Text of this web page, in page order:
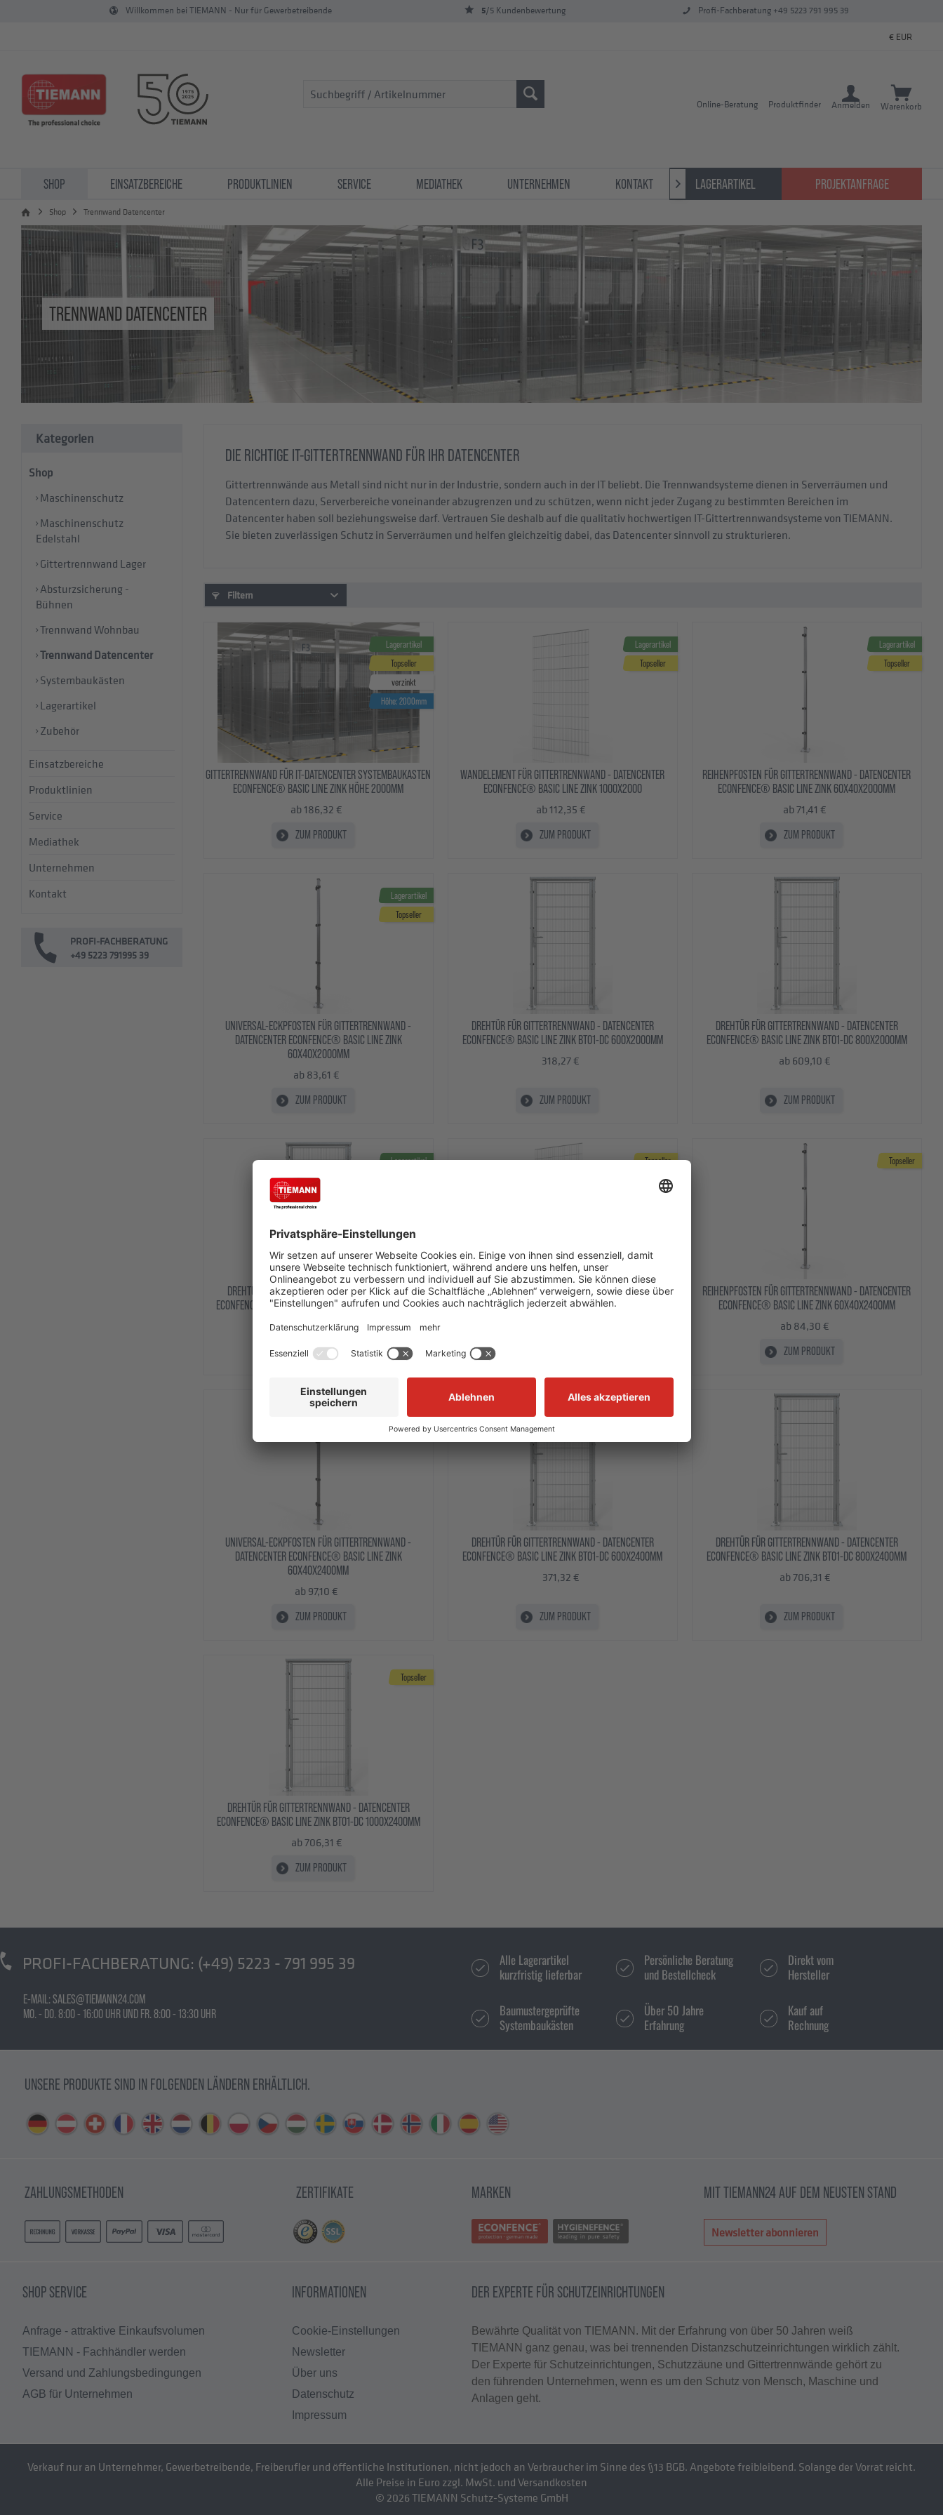
Willkommen bei TIEMANN - Nur für Gewerbetreibende 5/5 Kundenbewertung Profi-Fachberatung +49 5223 791 995 39
Warenkorb
Anmelden
Produktfinder
Online-Beratung
SHOP EINSATZBEREICHE PRODUKTLINIEN SERVICE MEDIATHEK UNTERNEHMEN KONTAKT  LAGERARTIKEL PROJEKTANFRAGE
Shop Trennwand Datencenter
TRENNWAND DATENCENTER
Kategorien
Shop
Maschinenschutz
Maschinenschutz
Edelstahl
Gittertrennwand Lager
Absturzsicherung -
Bühnen
Trennwand Wohnbau
Trennwand Datencenter
Systembaukästen
Lagerartikel
Zubehör
Einsatzbereiche
Produktlinien
Service
Mediathek
Unternehmen
Kontakt
PROFI-FACHBERATUNG
+49 5223 791995 39
DIE RICHTIGE IT-GITTERTRENNWAND FÜR IHR DATENCENTER
Gittertrennwände aus Metall sind nicht nur in der Industrie, sondern auch in der IT beliebt. Die Trennwandsysteme dienen in Serverräumen und
Datencentern dazu, Serverbereiche voneinander abzugrenzen und zu schützen, wenn nicht jeder Zugang zu bestimmten Bereichen im
Datencenter haben soll beziehungsweise darf. Vertrauen Sie deshalb auf die qualitativ hochwertigen IT-Gittertrennwandsysteme von TIEMANN.
Sie bieten zuverlässigen Schutz in Serverräumen und helfen gleichzeitig dabei, das Datencenter sinnvoll zu strukturieren.
Filtern
Lagerartikel
Topseller
verzinkt
Höhe: 2000mm
GITTERTRENNWAND FÜR IT-DATENCENTER SYSTEMBAUKASTEN
ECONFENCE® BASIC LINE ZINK HÖHE 2000MM
ab 186,32 €
ZUM PRODUKT
Lagerartikel
Topseller
WANDELEMENT FÜR GITTERTRENNWAND - DATENCENTER
ECONFENCE® BASIC LINE ZINK 1000X2000
ab 112,35 €
ZUM PRODUKT
Lagerartikel
Topseller
REIHENPFOSTEN FÜR GITTERTRENNWAND - DATENCENTER
ECONFENCE® BASIC LINE ZINK 60X40X2000MM
ab 71,41 €
ZUM PRODUKT
Lagerartikel
Topseller
UNIVERSAL-ECKPFOSTEN FÜR GITTERTRENNWAND -
DATENCENTER ECONFENCE® BASIC LINE ZINK
60X40X2000MM
ab 83,61 €
ZUM PRODUKT
DREHTÜR FÜR GITTERTRENNWAND - DATENCENTER
ECONFENCE® BASIC LINE ZINK BT01-DC 600X2000MM
318,27 €
ZUM PRODUKT
DREHTÜR FÜR GITTERTRENNWAND - DATENCENTER
ECONFENCE® BASIC LINE ZINK BT01-DC 800X2000MM
ab 609,10 €
ZUM PRODUKT
Lagerartikel
DREHTÜR FÜR GITTERTRENNWAND - DATENCENTER
ECONFENCE® BASIC LINE ZINK BT01-DC 1000X2000MM
ab 610,15 €
ZUM PRODUKT
Topseller
WANDELEMENT FÜR GITTERTRENNWAND - DATENCENTER
ECONFENCE® BASIC LINE ZINK 1000X2400
Topseller
REIHENPFOSTEN FÜR GITTERTRENNWAND - DATENCENTER
ECONFENCE® BASIC LINE ZINK 60X40X2400MM
ab 84,30 €
ZUM PRODUKT
UNIVERSAL-ECKPFOSTEN FÜR GITTERTRENNWAND -
DATENCENTER ECONFENCE® BASIC LINE ZINK
60X40X2400MM
ab 97,10 €
ZUM PRODUKT
DREHTÜR FÜR GITTERTRENNWAND - DATENCENTER
ECONFENCE® BASIC LINE ZINK BT01-DC 600X2400MM
371,32 €
ZUM PRODUKT
DREHTÜR FÜR GITTERTRENNWAND - DATENCENTER
ECONFENCE® BASIC LINE ZINK BT01-DC 800X2400MM
ab 706,31 €
ZUM PRODUKT
Topseller
DREHTÜR FÜR GITTERTRENNWAND - DATENCENTER
ECONFENCE® BASIC LINE ZINK BT01-DC 1000X2400MM
ab 706,31 €
ZUM PRODUKT
PROFI-FACHBERATUNG: (+49) 5223 - 791 995 39
E-MAIL: SALES@TIEMANN24.COM
MO. - DO. 8:00 - 16:00 UHR UND FR. 8:00 - 13:30 UHR
Alle Lagerartikel
kurzfristig lieferbar
Persönliche Beratung
und Bestellcheck
Direkt vom
Hersteller
Baumustergeprüfte
Systembaukästen
Über 50 Jahre
Erfahrung
Kauf auf
Rechnung
UNSERE PRODUKTE SIND IN FOLGENDEN LÄNDERN ERHÄLTLICH.
ZAHLUNGSMETHODEN ZERTIFIKATE MARKEN MIT TIEMANN24 AUF DEM NEUSTEN STAND
Newsletter abonnieren
SHOP SERVICE
Anfrage - attraktive Einkaufsvolumen
TIEMANN - Fachhändler werden
Versand und Zahlungsbedingungen
AGB für Unternehmen
INFORMATIONEN
Cookie-Einstellungen
Newsletter
Über uns
Datenschutz
Impressum
DER EXPERTE FÜR SCHUTZEINRICHTUNGEN
Bewährte Qualität von TIEMANN. Mit der Erfahrung von über 50 Jahren weiß
TIEMANN ganz genau, was bei trennenden Distanzschutzeinrichtungen wirklich zählt.
Der Experte für Schutzeinrichtungen, Schutzzäune und Gittertrennwände gehört zu
den führenden Unternehmen, wenn es um den Schutz von Mensch, Maschine und
Anlagen geht.
Verkauf nur an Unternehmer, Gewerbetreibende, Freiberufler und öffentliche Institutionen, nicht jedoch an Verbraucher im Sinne des §13 BGB. Angebote freibleibend. Solange der Vorrat reicht.
Alle Preise in Euro zzgl. MwSt. und Versandkosten
© 2026TIEMANN Schutz-Systeme GmbH